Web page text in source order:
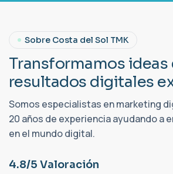
Sobre Costa del Sol TMK
Transformamos ideas
resultados digitales e
Somos especialistas en marketing
20 años de experiencia ayudando a
en el mundo digital.
4.8/5 Valoración